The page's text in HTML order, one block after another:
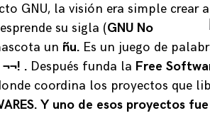
GNU, la visión era simple crear
su sigla (GNU No
un ñu. Es un juego de
¬¬! . Después funda la Free
coordina los proyectos que
Y uno de esos proyectos